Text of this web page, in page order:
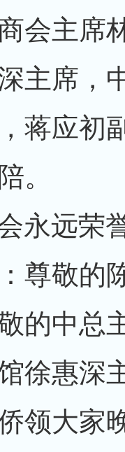
会主席
主席，
蒋应初
。
永远荣
尊敬的
的中总
徐惠深
领大家